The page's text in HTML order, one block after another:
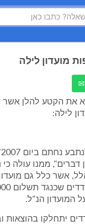
מועדון לילה
✉
את הקטע להלן אשר
לילה:
דברים", ממנו עולה
אשר כלל גם
המועדון הנ"ל.
יתחלקו בהוצאות